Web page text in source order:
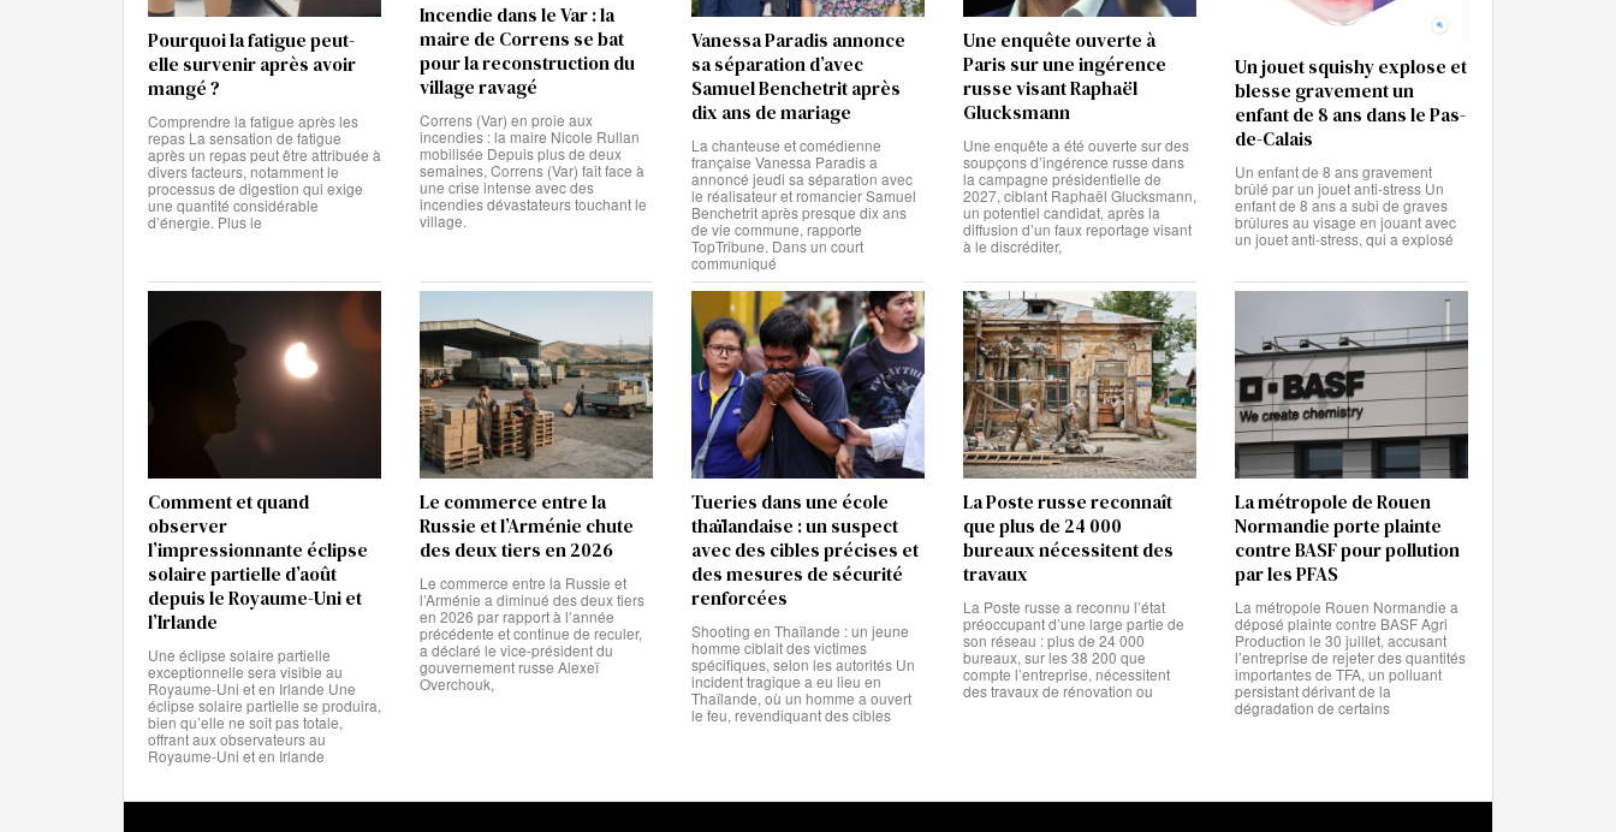
Pourquoi la fatigue peut-
elle survenir après avoir
mangé ?
Comprendre la fatigue après les
repas La sensation de fatigue
après un repas peut être attribuée à
divers facteurs, notamment le
processus de digestion qui exige
une quantité considérable
d’énergie. Plus le
Incendie dans le Var : la
maire de Correns se bat
pour la reconstruction du
village ravagé
Correns (Var) en proie aux
incendies : la maire Nicole Rullan
mobilisée Depuis plus de deux
semaines, Correns (Var) fait face à
une crise intense avec des
incendies dévastateurs touchant le
village.
Vanessa Paradis annonce
sa séparation d’avec
Samuel Benchetrit après
dix ans de mariage
La chanteuse et comédienne
française Vanessa Paradis a
annoncé jeudi sa séparation avec
le réalisateur et romancier Samuel
Benchetrit après presque dix ans
de vie commune, rapporte
TopTribune. Dans un court
communiqué
Une enquête ouverte à
Paris sur une ingérence
russe visant Raphaël
Glucksmann
Une enquête a été ouverte sur des
soupçons d’ingérence russe dans
la campagne présidentielle de
2027, ciblant Raphaël Glucksmann,
un potentiel candidat, après la
diffusion d’un faux reportage visant
à le discréditer,
Un jouet squishy explose et
blesse gravement un
enfant de 8 ans dans le Pas-
de-Calais
Un enfant de 8 ans gravement
brûlé par un jouet anti-stress Un
enfant de 8 ans a subi de graves
brûlures au visage en jouant avec
un jouet anti-stress, qui a explosé
Comment et quand
observer
l’impressionnante éclipse
solaire partielle d’août
depuis le Royaume-Uni et
l’Irlande
Une éclipse solaire partielle
exceptionnelle sera visible au
Royaume-Uni et en Irlande Une
éclipse solaire partielle se produira,
bien qu’elle ne soit pas totale,
offrant aux observateurs au
Royaume-Uni et en Irlande
Le commerce entre la
Russie et l’Arménie chute
des deux tiers en 2026
Le commerce entre la Russie et
l’Arménie a diminué des deux tiers
en 2026 par rapport à l’année
précédente et continue de reculer,
a déclaré le vice-président du
gouvernement russe Alexeï
Overchouk,
Tueries dans une école
thaïlandaise : un suspect
avec des cibles précises et
des mesures de sécurité
renforcées
Shooting en Thaïlande : un jeune
homme ciblait des victimes
spécifiques, selon les autorités Un
incident tragique a eu lieu en
Thaïlande, où un homme a ouvert
le feu, revendiquant des cibles
La Poste russe reconnaît
que plus de 24 000
bureaux nécessitent des
travaux
La Poste russe a reconnu l’état
préoccupant d’une large partie de
son réseau : plus de 24 000
bureaux, sur les 38 200 que
compte l’entreprise, nécessitent
des travaux de rénovation ou
La métropole de Rouen
Normandie porte plainte
contre BASF pour pollution
par les PFAS
La métropole Rouen Normandie a
déposé plainte contre BASF Agri
Production le 30 juillet, accusant
l’entreprise de rejeter des quantités
importantes de TFA, un polluant
persistant dérivant de la
dégradation de certains